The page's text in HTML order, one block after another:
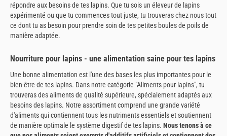
répondre aux besoins de tes lapins. Que tu sois un éleveur de lapins
expérimenté ou que tu commences tout juste, tu trouveras chez nous tout
ce dont tu as besoin pour prendre soin de tes petites boules de poils de
manière adaptée.
Nourriture pour lapins - une alimentation saine pour tes lapins
Une bonne alimentation est l'une des bases les plus importantes pour le
bien-être de tes lapins. Dans notre catégorie "Aliments pour lapins", tu
trouveras des aliments de qualité supérieure, spécialement adaptés aux
besoins des lapins. Notre assortiment comprend une grande variété
d'aliments qui contiennent tous les nutriments essentiels et soutiennent
de manière optimale le système digestif de tes lapins. Nous tenons à ce